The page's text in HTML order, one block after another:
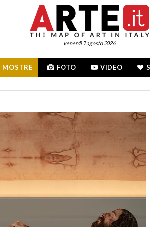
venerdì 7 agosto 2026
MOSTRE FOTO VIDEO